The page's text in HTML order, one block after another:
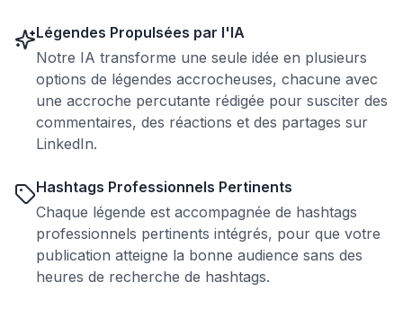
Légendes Propulsées par l'IA
Notre IA transforme une seule idée en plusieurs
options de légendes accrocheuses, chacune avec
une accroche percutante rédigée pour susciter des
commentaires, des réactions et des partages sur
LinkedIn.
Hashtags Professionnels Pertinents
Chaque légende est accompagnée de hashtags
professionnels pertinents intégrés, pour que votre
publication atteigne la bonne audience sans des
heures de recherche de hashtags.